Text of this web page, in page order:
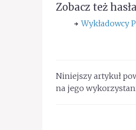
Zobacz też
Wykładowcy
Niniejszy artykuł
na jego